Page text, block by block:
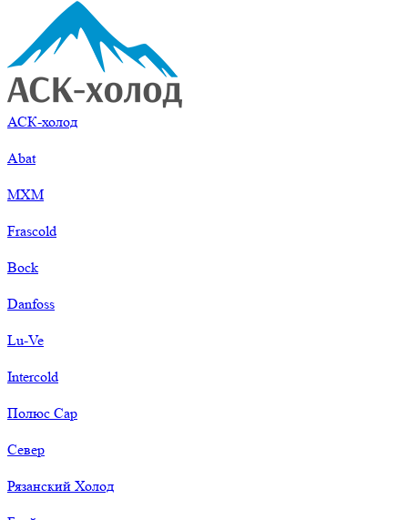
АСК-холод
Abat
МХМ
Frascold
Bock
Danfoss
Lu-Ve
Intercold
Полюс Сар
Север
Рязанский Холод